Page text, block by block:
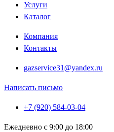
Услуги
Каталог
Компания
Контакты
gazservice31@yandex.ru
Написать письмо
+7 (920) 584-03-04
Ежедневно с 9:00 до 18:00